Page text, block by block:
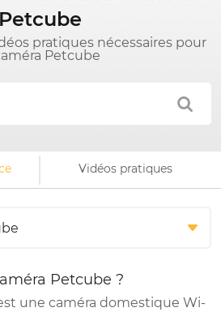
Petcube
pratiques nécessaires pour
Petcube
Vidéos pratiques
Petcube ?
une caméra domestique Wi-